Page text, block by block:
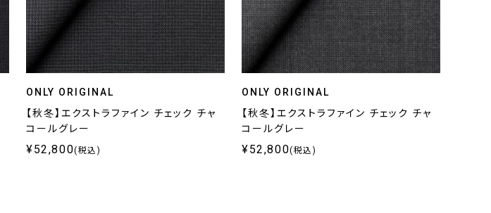
ONLY ORIGINAL
【秋冬】エクストラファイン チェック チャ
コールグレー
¥52,800(税込)
ONLY ORIGINAL
【秋冬】エクストラファイン チェック チャ
コールグレー
¥52,800(税込)